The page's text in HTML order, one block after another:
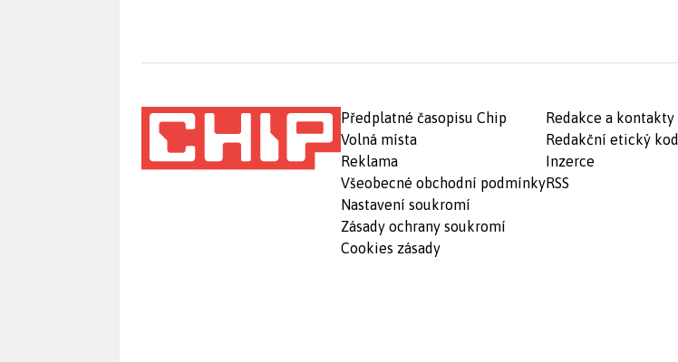
Předplatné časopisu Chip
Volná místa
Reklama
Všeobecné obchodní podmínky
Nastavení soukromí
Zásady ochrany soukromí
Cookies zásady
Redakce a kontakty
Redakční etický
Inzerce
RSS